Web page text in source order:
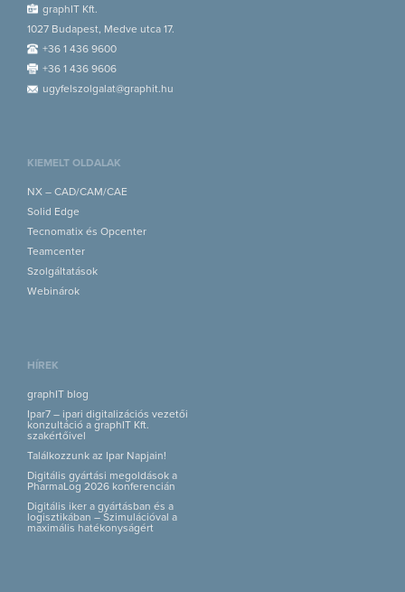
graphIT Kft.
1027 Budapest, Medve utca 17.
+36 1 436 9600
+36 1 436 9606
ugyfelszolgalat@graphit.hu
KIEMELT OLDALAK
NX – CAD/CAM/CAE
Solid Edge
Tecnomatix és Opcenter
Teamcenter
Szolgáltatások
Webinárok
HÍREK
graphIT blog
Ipar7 – ipari digitalizációs vezetői
konzultáció a graphIT Kft.
szakértőivel
Találkozzunk az Ipar Napjain!
Digitális gyártási megoldások a
PharmaLog 2026 konferencián
Digitális iker a gyártásban és a
logisztikában – Szimulációval a
maximális hatékonyságért